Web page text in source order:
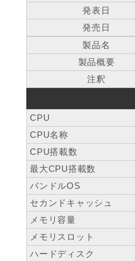
発表日
発売日
製品名
製品概要
注釈
CPU
CPU名称
CPU搭載数
最大CPU搭載数
バンドルOS
セカンドキャッシュ
メモリ容量
メモリスロット
ハードディスク